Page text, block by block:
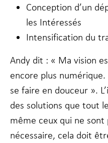
Conception d’un
les Intéressés
Intensification du
Andy dit : « Ma vision
encore plus
se faire en douceur ».
des solutions que tout
même ceux qui ne sont
nécessaire, cela doit